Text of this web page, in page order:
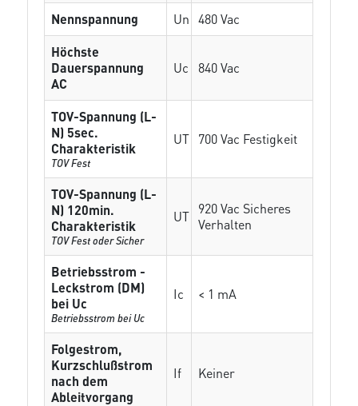
Nennspannung
Un 480 Vac
Höchste
Dauerspannung
AC
Uc 840 Vac
TOV-Spannung (L-
N) 5sec.
Charakteristik
TOV Fest
UT 700 Vac Festigkeit
TOV-Spannung (L-
N) 120min.
Charakteristik
TOV Fest oder Sicher
UT 920 Vac Sicheres
Verhalten
Betriebsstrom -
Leckstrom (DM)
bei Uc
Betriebsstrom bei Uc
Ic < 1 mA
Folgestrom,
Kurzschlußstrom
nach dem
Ableitvorgang
If Keiner